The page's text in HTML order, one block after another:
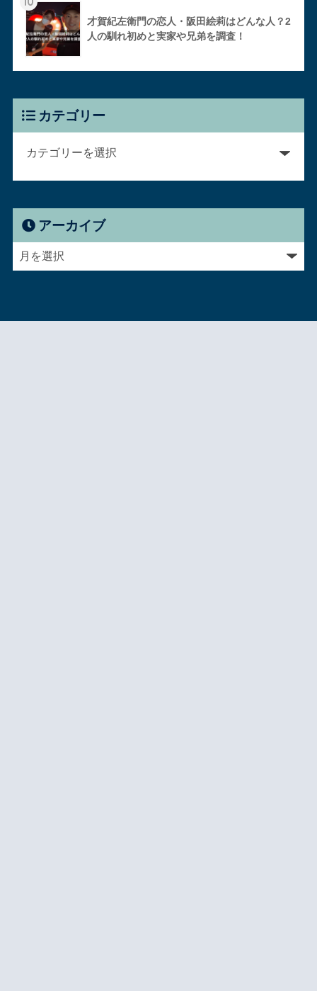
才賀紀左衛門の恋人・阪田絵莉はどんな人？2
人の馴れ初めと実家や兄弟を調査！
カテゴリー
アーカイブ